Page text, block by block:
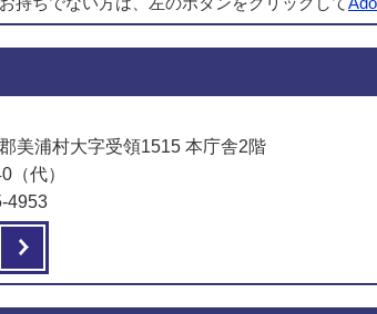
美浦村大字受領1515 本庁舎2階
（代）
4953